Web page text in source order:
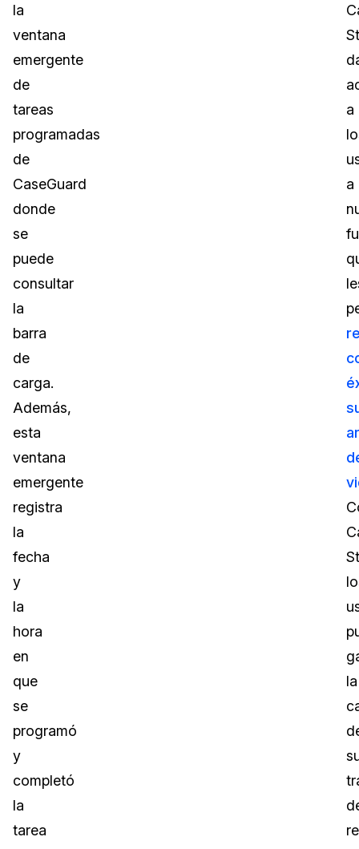
la
ventana
emergente
de
tareas
programadas
de
CaseGuard
donde
se
puede
consultar
la
barra
de
carga.
Además,
esta
ventana
emergente
registra
la
fecha
y
la
hora
en
que
se
programó
y
completó
la
tarea
a
a
la